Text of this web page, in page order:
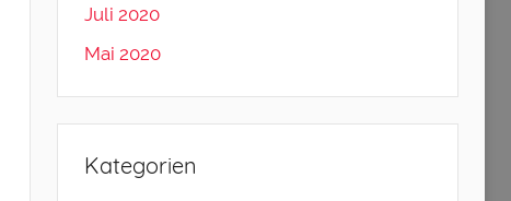
Juli 2020
Mai 2020
Kategorien